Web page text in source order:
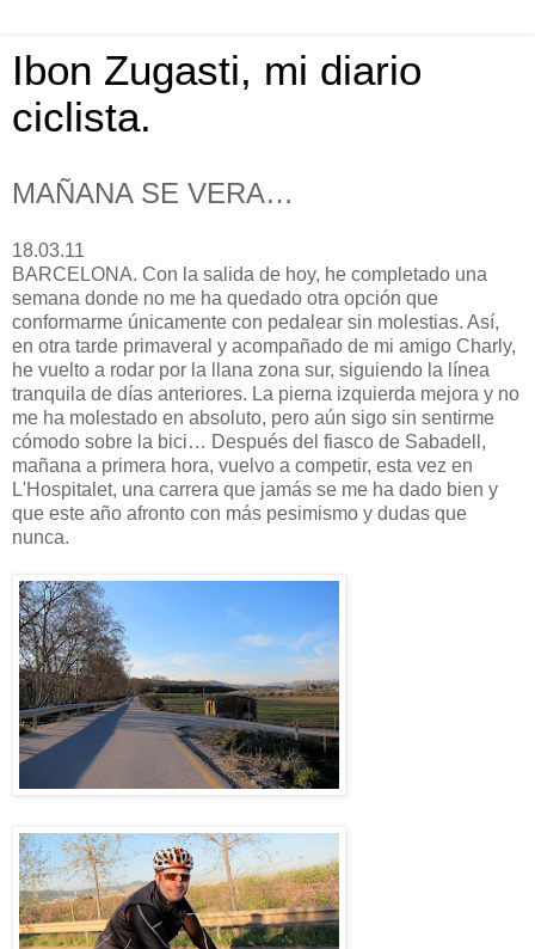
Ibon Zugasti, mi diario
ciclista.
MAÑANA SE VERA…
18.03.11
BARCELONA. Con la salida de hoy, he completado una
semana donde no me ha quedado otra opción que
conformarme únicamente con pedalear sin molestias. Así,
en otra tarde primaveral y acompañado de mi amigo Charly,
he vuelto a rodar por la llana zona sur, siguiendo la línea
tranquila de días anteriores. La pierna izquierda mejora y no
me ha molestado en absoluto, pero aún sigo sin sentirme
cómodo sobre la bici… Después del fiasco de Sabadell,
mañana a primera hora, vuelvo a competir, esta vez en
L'Hospitalet, una carrera que jamás se me ha dado bien y
que este año afronto con más pesimismo y dudas que
nunca.